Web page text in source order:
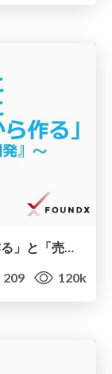
「作ってから売る」と「売ってから作る」と「売れるようにしてから作る」 ～技術の社会実装のための『開発』～
209 120k